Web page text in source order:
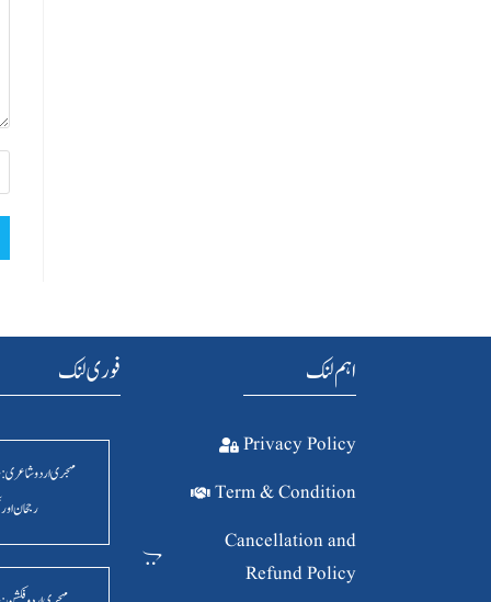
فوری لنک
مہجری اردو شاعری
رجحان
اہم لنک
Privacy Policy
Term & Condition
Cancellation and
Refund Policy